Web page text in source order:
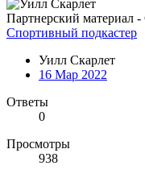
Партнерский материал
Спортивный подкастер
Уилл Скарлет
16 Мар 2022
Ответы
0
Просмотры
938